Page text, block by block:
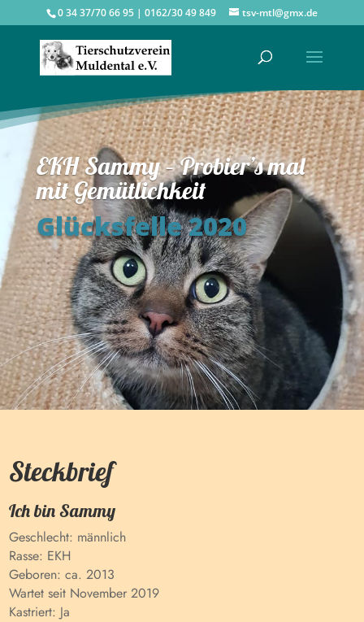
0 34 37/70 66 95 | 0162/30 49 849 tsv-mtl@gmx.de
EKH Sammy – Probier’s mal
mit Gemütlichkeit
Glücksfelle 2020
Steckbrief
Ich binSammy
Geschlecht: männlich
Rasse: EKH
Geboren:ca. 2013
Wartet seit November 2019
Kastriert: Ja